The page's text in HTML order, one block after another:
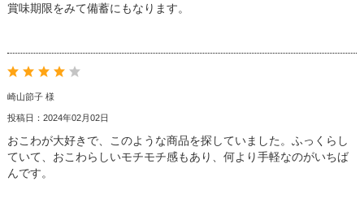
賞味期限をみて備蓄にもなります。
崎山節子 様
投稿日：2024年02月02日
おこわが大好きで、このような商品を探していました。ふっくらし
ていて、おこわらしいモチモチ感もあり、何より手軽なのがいちば
んです。